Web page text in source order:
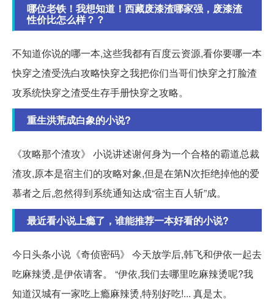
哪位老铁！我想知道！西藏废漆渣哪家强，废漆渣
性价比怎么样？？
不知道你说的哪一本,这些我都有百度云资源,看你要哪一本
快穿之渣受洗白攻略快穿之我把你们当哥们快穿之打脸渣
攻系统快穿之渣受生存手册快穿之攻略。
重生洪荒成白象的小说?
《攻略那个渣攻》 小说讲述谢何身为一个合格的霸道总裁
渣攻,原本是宿主们的攻略对象,但是在第N次拒绝掉他的爱
慕者之后,忽然得到系统通知达成“宿主百人斩”成。
最近看小说上瘾了，谁能推荐一本好看的小说?
今日头条小说《奇侦密码》 今天放学后,韩飞和伊依一起去
吃麻辣烫,是伊依请客。 “伊依,我们去哪里吃麻辣烫呢?我
知道汉城有一家吃上瘾麻辣烫,特别好吃!... 真是太。